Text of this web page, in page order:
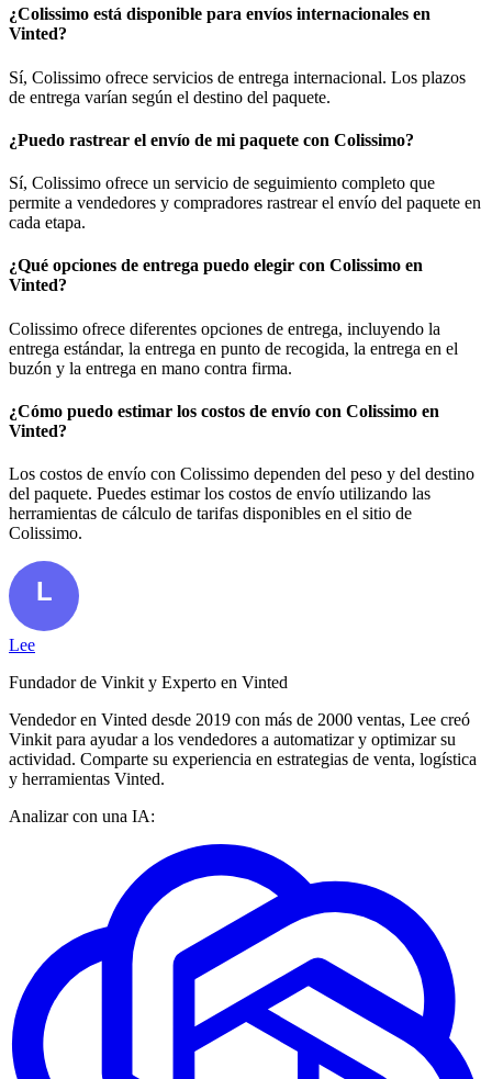
¿Colissimo está disponible para envíos internacionales en
Vinted?
Sí, Colissimo ofrece servicios de entrega internacional. Los plazos
de entrega varían según el destino del paquete.
¿Puedo rastrear el envío de mi paquete con Colissimo?
Sí, Colissimo ofrece un servicio de seguimiento completo que
permite a vendedores y compradores rastrear el envío del paquete en
cada etapa.
¿Qué opciones de entrega puedo elegir con Colissimo en
Vinted?
Colissimo ofrece diferentes opciones de entrega, incluyendo la
entrega estándar, la entrega en punto de recogida, la entrega en el
buzón y la entrega en mano contra firma.
¿Cómo puedo estimar los costos de envío con Colissimo en
Vinted?
Los costos de envío con Colissimo dependen del peso y del destino
del paquete. Puedes estimar los costos de envío utilizando las
herramientas de cálculo de tarifas disponibles en el sitio de
Colissimo.
Lee
Fundador de Vinkit y Experto en Vinted
Vendedor en Vinted desde 2019 con más de 2000 ventas, Lee creó
Vinkit para ayudar a los vendedores a automatizar y optimizar su
actividad. Comparte su experiencia en estrategias de venta, logística
y herramientas Vinted.
Analizar con una IA: